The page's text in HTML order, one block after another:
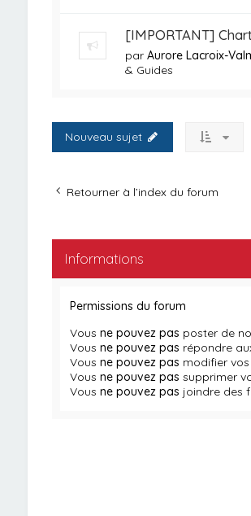
[IMPORTANT]
par Aurore Lacroix-
& Guides
Nouveau sujet
Retourner à l’index du forum
Informations
Permissions du forum
Vous ne pouvez pas poster de
Vous ne pouvez pas répondre
Vous ne pouvez pas modifier
Vous ne pouvez pas supprimer
Vous ne pouvez pas joindre des